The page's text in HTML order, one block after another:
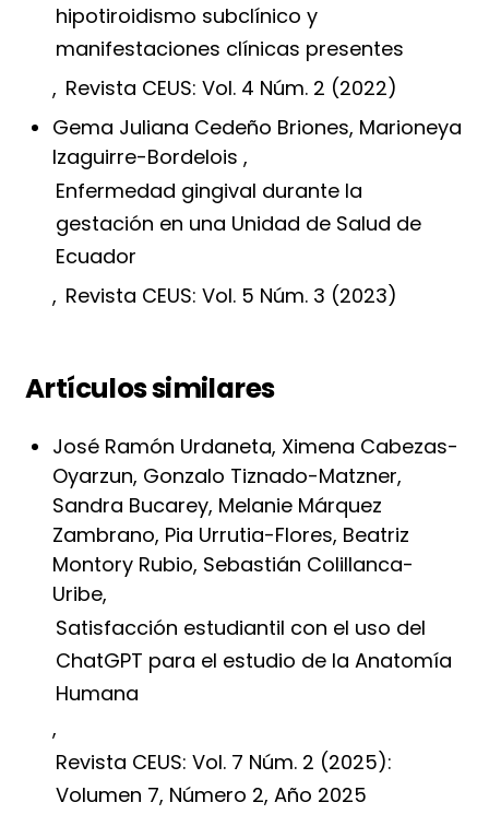
hipotiroidismo subclínico y
manifestaciones clínicas presentes
, Revista CEUS: Vol. 4 Núm. 2 (2022)
Gema Juliana Cedeño Briones, Marioneya
Izaguirre-Bordelois ,
Enfermedad gingival durante la
gestación en una Unidad de Salud de
Ecuador
, Revista CEUS: Vol. 5 Núm. 3 (2023)
Artículos similares
José Ramón Urdaneta, Ximena Cabezas-
Oyarzun, Gonzalo Tiznado-Matzner,
Sandra Bucarey, Melanie Márquez
Zambrano, Pia Urrutia-Flores, Beatriz
Montory Rubio, Sebastián Colillanca-
Uribe,
Satisfacción estudiantil con el uso del
ChatGPT para el estudio de la Anatomía
Humana
,
Revista CEUS: Vol. 7 Núm. 2 (2025):
Volumen 7, Número 2, Año 2025